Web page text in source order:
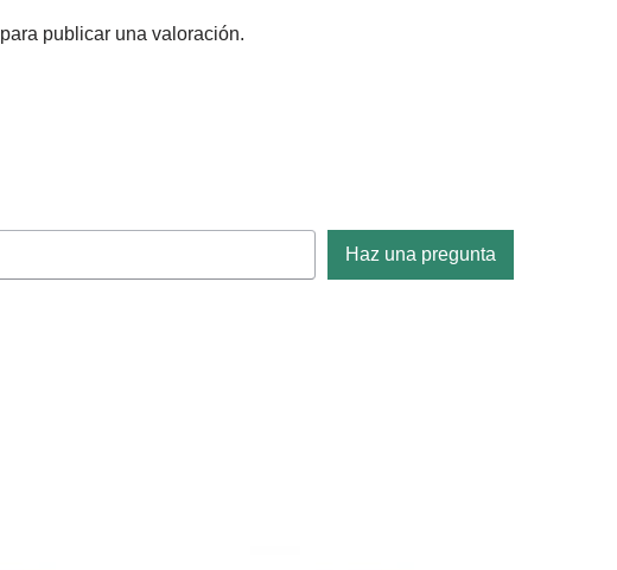
para publicar una valoración.
Haz una pregunta